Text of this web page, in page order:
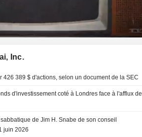
Inc.
426 389 $ d'actions, selon un document de la SEC
d'investissement coté à Londres face à l'afflux de
de Jim H. Snabe de son conseil
juin 2026